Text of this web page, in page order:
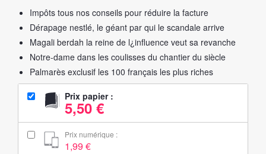
Impôts tous nos conseils pour réduire la facture
Dérapage nestlé, le géant par qui le scandale arrive
Magali berdah la reine de l¿influence veut sa revanche
Notre-dame dans les coulisses du chantier du siècle
Palmarès exclusif les 100 français les plus riches
Prix papier :
5,50 €
Prix numérique :
1,99 €